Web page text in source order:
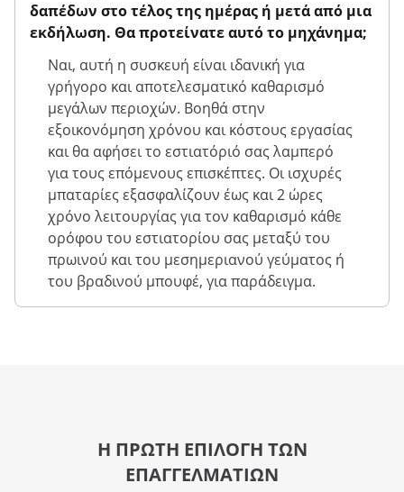
δαπέδων στο τέλος της ημέρας ή μετά από μια
εκδήλωση. Θα προτείνατε αυτό το μηχάνημα;
Ναι, αυτή η συσκευή είναι ιδανική για
γρήγορο και αποτελεσματικό καθαρισμό
μεγάλων περιοχών. Βοηθά στην
εξοικονόμηση χρόνου και κόστους εργασίας
και θα αφήσει το εστιατόριό σας λαμπερό
για τους επόμενους επισκέπτες. Οι ισχυρές
μπαταρίες εξασφαλίζουν έως και 2 ώρες
χρόνο λειτουργίας για τον καθαρισμό κάθε
ορόφου του εστιατορίου σας μεταξύ του
πρωινού και του μεσημεριανού γεύματος ή
του βραδινού μπουφέ, για παράδειγμα.
Η ΠΡΩΤΗ ΕΠΙΛΟΓΗ ΤΩΝ
ΕΠΑΓΓΕΛΜΑΤΙΩΝ